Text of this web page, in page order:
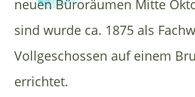
neuen Büroräumen Mitte
sind wurde ca. 1875 als
Vollgeschossen auf einem
errichtet.